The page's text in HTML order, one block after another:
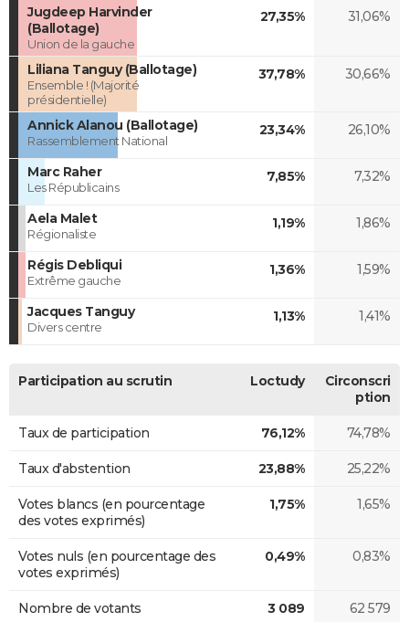
Jugdeep Harvinder
(Ballotage)
Union de la gauche
27,35% 31,06%
Liliana Tanguy (Ballotage)
Ensemble ! (Majorité
présidentielle)
37,78% 30,66%
Annick Alanou (Ballotage)
Rassemblement National
23,34% 26,10%
Marc Raher
Les Républicains
7,85% 7,32%
Aela Malet
Régionaliste
1,19% 1,86%
Régis Debliqui
Extrême gauche
1,36% 1,59%
Jacques Tanguy
Divers centre
1,13% 1,41%
Participation au scrutin Loctudy
Circonscri
ption
Taux de participation 76,12% 74,78%
Taux d'abstention 23,88% 25,22%
Votes blancs (en pourcentage
des votes exprimés)
1,75% 1,65%
Votes nuls (en pourcentage des
votes exprimés)
0,49% 0,83%
Nombre de votants 3 089 62 579